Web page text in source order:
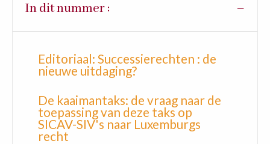
In dit nummer :
Editoriaal: Successierechten : de
nieuwe uitdaging?
De kaaimantaks: de vraag naar de
toepassing van deze taks op
SICAV-SIV's naar Luxemburgs
recht